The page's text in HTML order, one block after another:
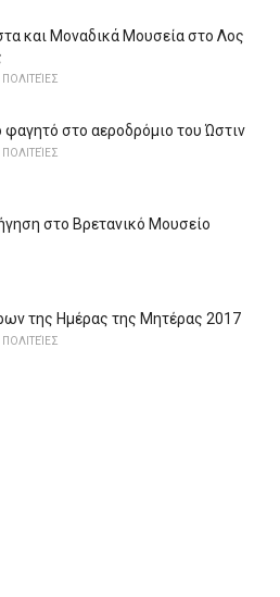
και Μοναδικά Μουσεία στο Λος
φαγητό στο αεροδρόμιο του Ώστιν
στο Βρετανικό Μουσείο
της Ημέρας της Μητέρας 2017